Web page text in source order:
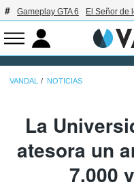
Gameplay GTA 6 El Señor de
VANDAL NOTICIAS
La
atesora un
7.000